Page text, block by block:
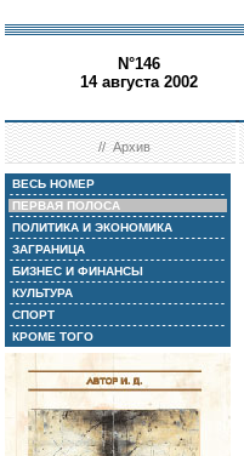
N°146
14 августа 2002
//Архив
ВЕСЬ НОМЕР
ПЕРВАЯ ПОЛОСА
ПОЛИТИКА И ЭКОНОМИКА
ЗАГРАНИЦА
БИЗНЕС И ФИНАНСЫ
КУЛЬТУРА
СПОРТ
КРОМЕ ТОГО